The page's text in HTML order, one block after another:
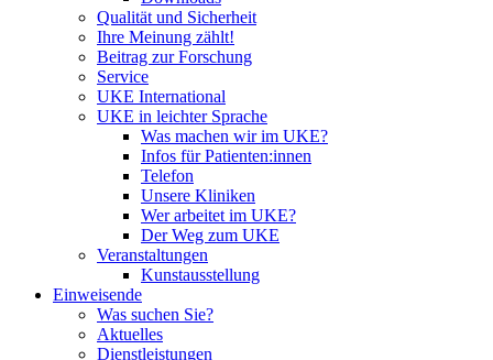
Qualität und Sicherheit
Ihre Meinung zählt!
Beitrag zur Forschung
Service
UKE International
UKE in leichter Sprache
Was machen wir im UKE?
Infos für Patienten:innen
Telefon
Unsere Kliniken
Wer arbeitet im UKE?
Der Weg zum UKE
Veranstaltungen
Kunstausstellung
Einweisende
Was suchen Sie?
Aktuelles
Dienstleistungen